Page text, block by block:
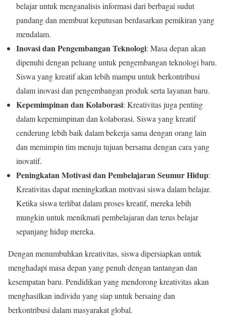
belajar untuk menganalisis informasi dari berbagai sudut
pandang dan membuat keputusan berdasarkan pemikiran yang
mendalam.
Inovasi dan Pengembangan Teknologi: Masa depan akan
dipenuhi dengan peluang untuk pengembangan teknologi baru.
Siswa yang kreatif akan lebih mampu untuk berkontribusi
dalam inovasi dan pengembangan produk serta layanan baru.
Kepemimpinan dan Kolaborasi: Kreativitas juga penting
dalam kepemimpinan dan kolaborasi. Siswa yang kreatif
cenderung lebih baik dalam bekerja sama dengan orang lain
dan memimpin tim menuju tujuan bersama dengan cara yang
inovatif.
Peningkatan Motivasi dan Pembelajaran Seumur Hidup:
Kreativitas dapat meningkatkan motivasi siswa dalam belajar.
Ketika siswa terlibat dalam proses kreatif, mereka lebih
mungkin untuk menikmati pembelajaran dan terus belajar
sepanjang hidup mereka.
Dengan menumbuhkan kreativitas, siswa dipersiapkan untuk
menghadapi masa depan yang penuh dengan tantangan dan
kesempatan baru. Pendidikan yang mendorong kreativitas akan
menghasilkan individu yang siap untuk bersaing dan
berkontribusi dalam masyarakat global.